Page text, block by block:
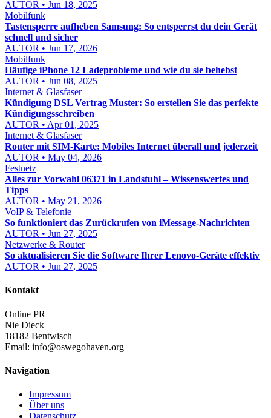
AUTOR • Jun 18, 2025
Mobilfunk
Tastensperre aufheben Samsung: So entsperrst du dein Gerät
schnell und sicher
AUTOR • Jun 17, 2026
Mobilfunk
Häufige iPhone 12 Ladeprobleme und wie du sie behebst
AUTOR • Jun 08, 2025
Internet & Glasfaser
Kündigung DSL Vertrag Muster: So erstellen Sie das perfekte
Kündigungsschreiben
AUTOR • Apr 01, 2025
Internet & Glasfaser
Router mit SIM-Karte: Mobiles Internet überall und jederzeit
AUTOR • May 04, 2026
Festnetz
Alles zur Vorwahl 06371 in Landstuhl – Wissenswertes und
Tipps
AUTOR • May 21, 2026
VoIP & Telefonie
So funktioniert das Zurückrufen von iMessage-Nachrichten
AUTOR • Jun 27, 2025
Netzwerke & Router
So aktualisieren Sie die Software Ihrer Lenovo-Geräte effektiv
AUTOR • Jun 27, 2025
Kontakt
Online PR
Nie Dieck
18182 Bentwisch
Email: info@oswegohaven.org
Navigation
Impressum
Über uns
Datenschutz